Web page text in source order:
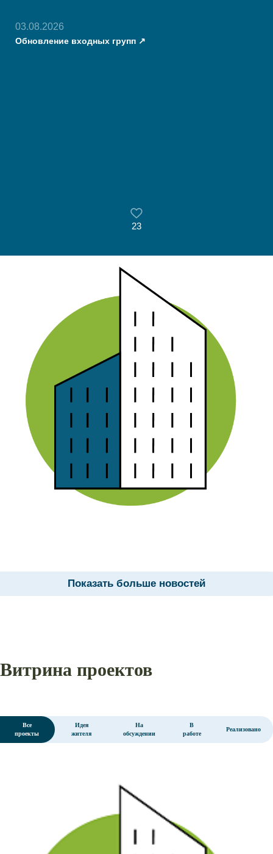
03.08.2026
Обновление входных групп
23
Показать больше новостей
Витрина проектов
Все
проекты
Идея
жителя
На
обсуждении
В
работе
Реализовано